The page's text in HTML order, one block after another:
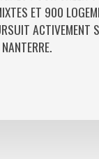
ET 900
ACTIVEMENT